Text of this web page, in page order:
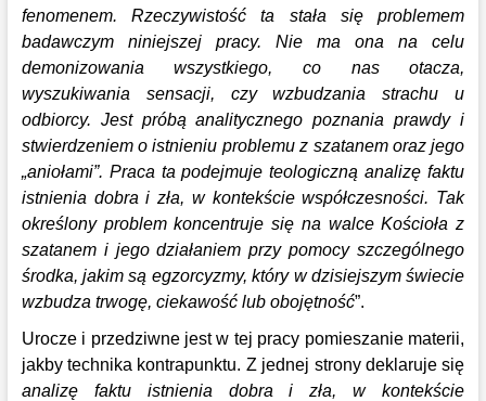
fenomenem. Rzeczywistość ta stała się problemem
badawczym niniejszej pracy. Nie ma ona na celu
demonizowania wszystkiego, co nas otacza,
wyszukiwania sensacji, czy wzbudzania strachu u
odbiorcy. Jest próbą analitycznego poznania prawdy i
stwierdzeniem o istnieniu problemu z szatanem oraz jego
„aniołami”. Praca ta podejmuje teologiczną analizę faktu
istnienia dobra i zła, w kontekście współczesności. Tak
określony problem koncentruje się na walce Kościoła z
szatanem i jego działaniem przy pomocy szczególnego
środka, jakim są egzorcyzmy, który w dzisiejszym świecie
wzbudza trwogę, ciekawość lub obojętność”.
Urocze i przedziwne jest w tej pracy pomieszanie materii,
jakby technika kontrapunktu. Z jednej strony deklaruje się
analizę faktu istnienia dobra i zła, w kontekście